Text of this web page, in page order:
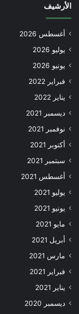
الأرشيف
أغسطس 2026
يوليو 2026
يونيو 2026
فبراير 2022
يناير 2022
ديسمبر 2021
نوفمبر 2021
أكتوبر 2021
سبتمبر 2021
أغسطس 2021
يوليو 2021
يونيو 2021
مايو 2021
أبريل 2021
مارس 2021
فبراير 2021
يناير 2021
ديسمبر 2020